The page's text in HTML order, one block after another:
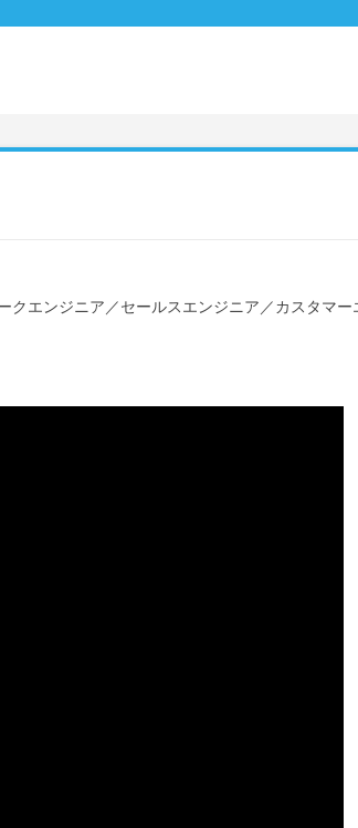
クエンジニア ／セールスエンジニア ／カスタマー